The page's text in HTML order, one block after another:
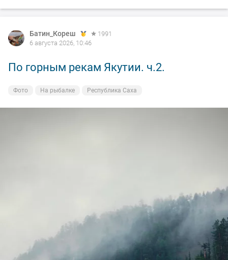
Батин_Кореш
1991
6 августа 2026, 10:46
По горным рекам Якутии. ч.2.
Фото На рыбалке Республика Саха